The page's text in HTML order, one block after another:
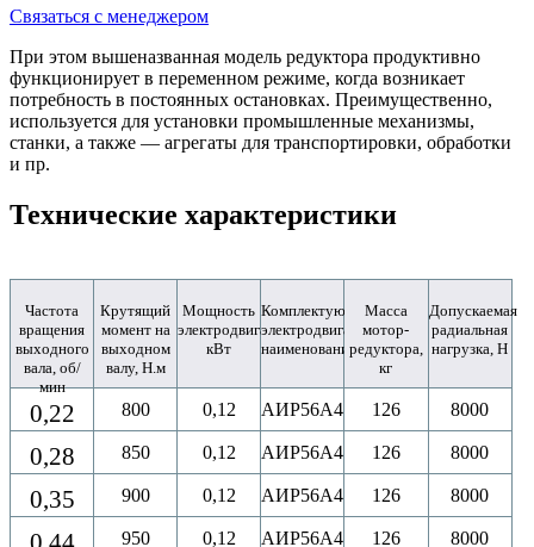
Связаться с менеджером
При этом вышеназванная модель редуктора продуктивно
функционирует в переменном режиме, когда возникает
потребность в постоянных остановках. Преимущественно,
используется для установки промышленные механизмы,
станки, а также ― агрегаты для транспортировки, обработки
и пр.
Технические характеристики
Частота
вращения
выходного
вала, об/
мин
Крутящий
момент на
выходном
валу, Н.м
Мощность
электродвигателя,
кВт
Комплектующий
электродвигатель,
наименование
Масса
мотор-
редуктора,
кг
Допускаемая
радиальная
нагрузка, Н
0,22 800 0,12 АИР56A4 126 8000
0,28 850 0,12 АИР56A4 126 8000
0,35 900 0,12 АИР56A4 126 8000
0,44 950 0,12 АИР56A4 126 8000